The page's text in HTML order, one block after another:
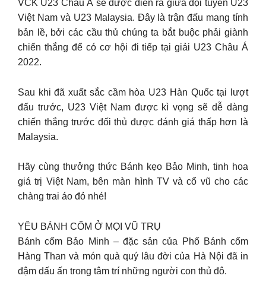
VCK U23 Châu Á sẽ được diễn ra giữa đội tuyển U23
Việt Nam và U23 Malaysia. Đây là trận đấu mang tính
bản lề, bởi các cầu thủ chúng ta bắt buộc phải giành
chiến thắng để có cơ hội đi tiếp tại giải U23 Châu Á
2022.
Sau khi đã xuất sắc cầm hòa U23 Hàn Quốc tại lượt
đấu trước, U23 Việt Nam được kì vọng sẽ dễ dàng
chiến thắng trước đối thủ được đánh giá thấp hơn là
Malaysia.
Hãy cùng thưởng thức Bánh kẹo Bảo Minh, tinh hoa
giá trị Việt Nam, bên màn hình TV và cổ vũ cho các
chàng trai áo đỏ nhé!
YÊU BÁNH CỐM Ở MỌI VŨ TRỤ
Bánh cốm Bảo Minh – đặc sản của Phố Bánh cốm
Hàng Than và món quà quý lâu đời của Hà Nội đã in
đậm dấu ấn trong tâm trí những người con thủ đô.